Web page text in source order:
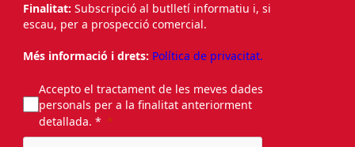
Finalitat: Subscripció al butlletí informatiu i, si
escau, per a prospecció comercial.
Més informació i drets: Política de privacitat.
Accepto el tractament de les meves dades
personals per a la finalitat anteriorment
detallada. *